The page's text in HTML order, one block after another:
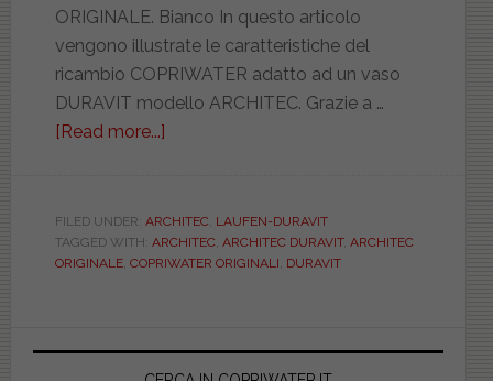
ORIGINALE. Bianco In questo articolo
vengono illustrate le caratteristiche del
ricambio COPRIWATER adatto ad un vaso
DURAVIT modello ARCHITEC. Grazie a …
[Read more...]
ORIGINALE.
DUR0069610000
FILED UNDER: ARCHITEC, LAUFEN-DURAVIT
TAGGED WITH: ARCHITEC, ARCHITEC DURAVIT, ARCHITEC
ORIGINALE, COPRIWATER ORIGINALI, DURAVIT
Primary